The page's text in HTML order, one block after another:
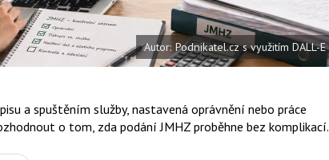
Autor: Podnikatel.cz s využitím DALL-E
a spuštěním služby, nastavená oprávnění nebo práce
o tom, zda podání JMHZ proběhne bez komplikací.